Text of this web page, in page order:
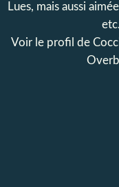
Lues, mais aussi
etc.
Voir le profil de